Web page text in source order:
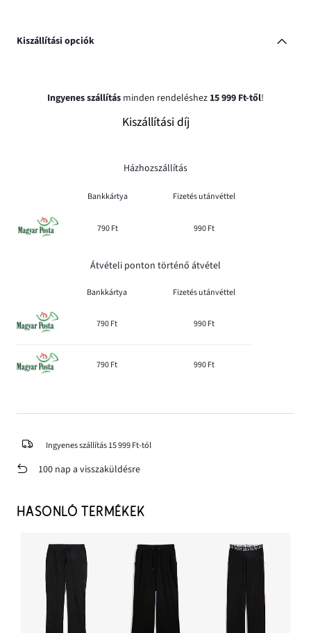
Kiszállítási opciók
Ingyenes szállítás minden rendeléshez 15 999 Ft-től!
Kiszállítási díj
Házhozszállítás
Bankkártya Fizetés utánvéttel
790 Ft 990 Ft
Átvételi ponton történő átvétel
Bankkártya Fizetés utánvéttel
790 Ft 990 Ft
790 Ft 990 Ft
Ingyenes szállítás 15 999 Ft-tól
100 nap a visszaküldésre
HASONLÓ TERMÉKEK